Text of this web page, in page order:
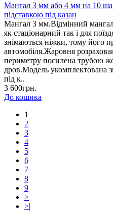
Мангал 3 мм або 4 мм на 10
підставкою під казан
Мангал 3 мм.Відмінний
як стаціонарний так і для
знімаються ніжки, тому його
автомобіля.Жаровня
периметру посилена трубою
дров.Модель укомплектована
під к..
3 600грн.
До кошика
1
2
3
4
5
6
7
8
9
>
>|